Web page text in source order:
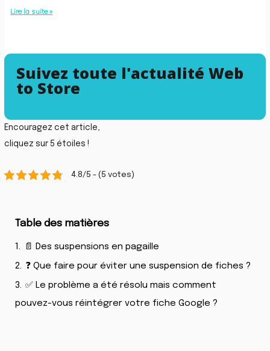
Encouragez cet article,
cliquez sur 5 étoiles !
4.8/5 - (5 votes)
Table des matières
1.
📄 Des suspensions en pagaille
2. ❓ Que faire pour éviter une suspension de fiches ?
3. ✅ Le problème a été résolu mais comment
pouvez-vous réintégrer votre fiche Google ?
Lire la suite »
Suivez toute l'actualité Web
to Store